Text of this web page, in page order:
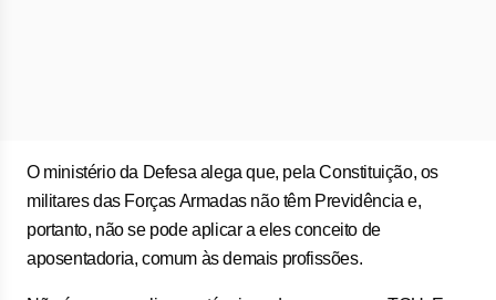
O ministério da Defesa alega que, pela Constituição, os
militares das Forças Armadas não têm Previdência e,
portanto, não se pode aplicar a eles conceito de
aposentadoria, comum às demais profissões.